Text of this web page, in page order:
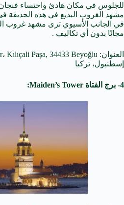
للجلوس في مكان هادئ واحتساء
مشهد الغروب البديع في هذه الحديقة
في الجانب الأسيوي ترى مشهد غروب
مجانًا بدون أي تكاليف .
إسطنبول، تركيا
4- برج الفتاة Maiden’s Tower: